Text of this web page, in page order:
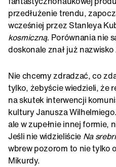
przedłużenie trendu,
wcześniej przez Stanleya
kosmiczną. Porównania nie
doskonale znał już
Nie chcemy zdradzać, co
tylko, żebyście wiedzieli, że
na skutek interwencji
kultury Janusza
ale w zupełnie innej formie,
Jeśli nie widzieliście Na
wbrew pozorom to nie tylko
Mikurdy.